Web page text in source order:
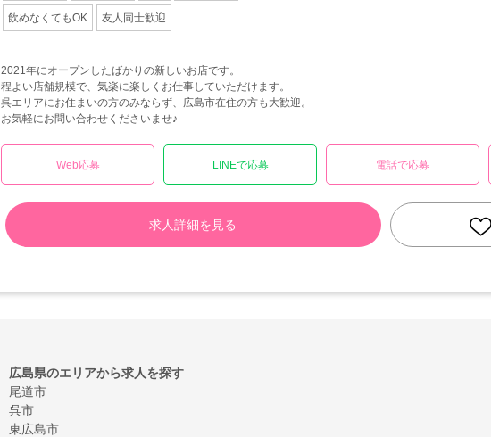
飲めなくてもOK 友人同士歓迎
2021年にオープンしたばかりの新しいお店です。
程よい店舗規模で、気楽に楽しくお仕事していただけます。
呉エリアにお住まいの方のみならず、広島市在住の方も大歓迎。
お気軽にお問い合わせくださいませ♪
Web応募 LINEで応募 電話で応募
求人詳細を見る
広島県のエリアから求人を探す
尾道市
呉市
東広島市